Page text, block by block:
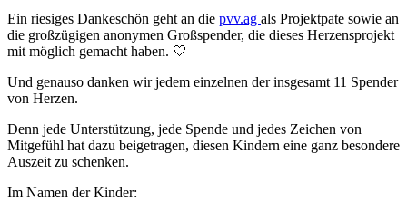
Ein riesiges Dankeschön geht an die pvv.ag als Projektpate sowie an
die großzügigen anonymen Großspender, die dieses Herzensprojekt
mit möglich gemacht haben. 🤍
Und genauso danken wir jedem einzelnen der insgesamt 11 Spender
von Herzen.
Denn jede Unterstützung, jede Spende und jedes Zeichen von
Mitgefühl hat dazu beigetragen, diesen Kindern eine ganz besondere
Auszeit zu schenken.
Im Namen der Kinder: